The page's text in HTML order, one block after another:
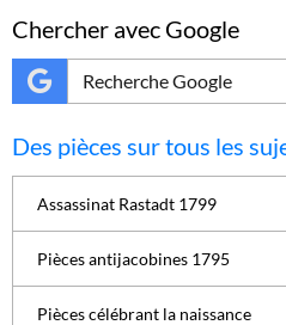
Chercher avec Google
Des pièces sur tous les
Assassinat Rastadt 1799
Pièces antijacobines 1795
Pièces célébrant la naissance